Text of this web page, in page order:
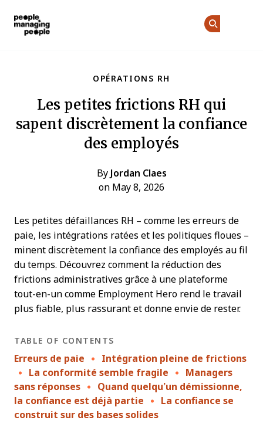
OPÉRATIONS RH
Les petites frictions RH qui
sapent discrètement la confiance
des employés
By Jordan Claes
on May 8, 2026
Les petites défaillances RH – comme les erreurs de
paie, les intégrations ratées et les politiques floues –
minent discrètement la confiance des employés au fil
du temps. Découvrez comment la réduction des
frictions administratives grâce à une plateforme
tout-en-un comme Employment Hero rend le travail
plus fiable, plus rassurant et donne envie de rester.
TABLE OF CONTENTS
Erreurs de paie
Intégration pleine de frictions
La conformité semble fragile
Managers
sans réponses
Quand quelqu’un démissionne,
la confiance est déjà partie
La confiance se
construit sur des bases solides